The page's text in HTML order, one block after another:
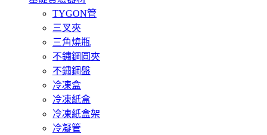
TYGON管
三叉夾
三角燒瓶
不鏽鋼圓夾
不鏽鋼盤
冷凍盒
冷凍紙盒
冷凍紙盒架
冷凝管